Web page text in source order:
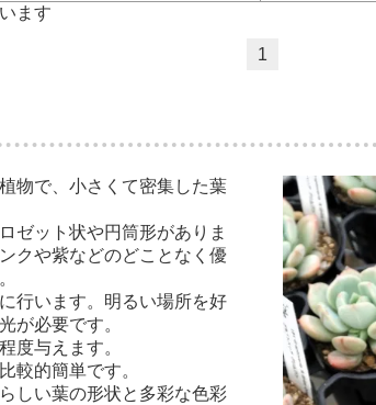
ます
1
物で、小さくて密集した葉
ゼット状や円筒形がありま
クや紫などのどことなく優
行います。明るい場所を好
が必要です。
度与えます。
較的簡単です。
しい葉の形状と多彩な色彩